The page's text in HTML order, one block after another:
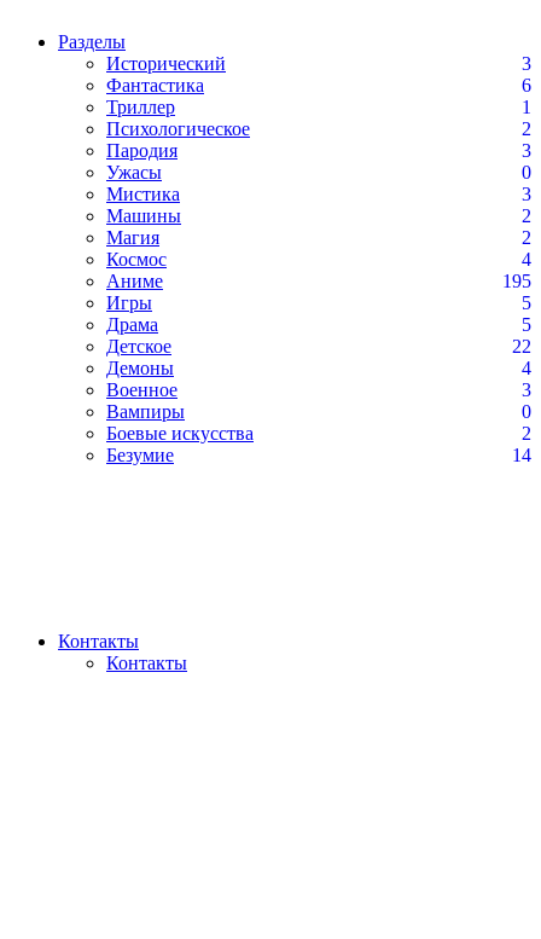
Разделы
Исторический
3
Фантастика
6
Триллер
1
Психологическое
2
Пародия
3
Ужасы
0
Мистика
3
Машины
2
Магия
2
Космос
4
Аниме
195
Игры
5
Драма
5
Детское
22
Демоны
4
Военное
3
Вампиры
0
Боевые искусства
2
Безумие
14
Контакты
Контакты